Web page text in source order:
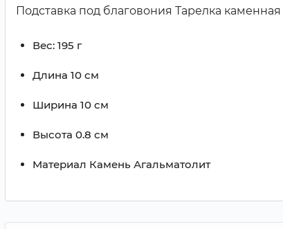
Подставка под благовония Тарелка каменная
Вес: 195 г
Длина 10 см
Ширина 10 см
Высота 0.8 см
Maтериал Камень Агальматолит